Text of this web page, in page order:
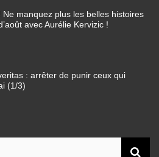
Ne manquez plus les belles histoires
avec Aurélie Kervizic !
: arrêter de punir ceux qui
(1/3)